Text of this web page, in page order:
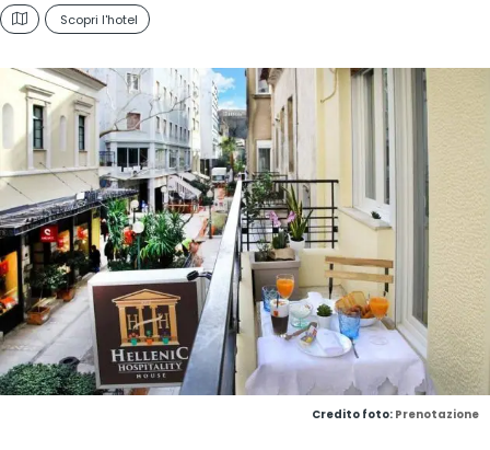
Scopri l'hotel
Credito foto: Prenotazione